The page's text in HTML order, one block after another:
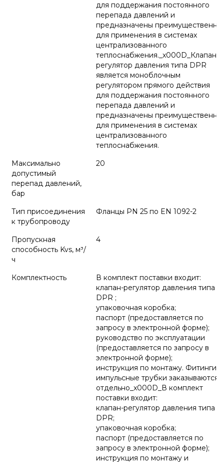
для поддержания постоянного
перепада давлений и
предназначены преимущественно
для применения в системах
централизованного
теплоснабжения._x000D_Клапан-
регулятор давления типа DPR
является моноблочным
регулятором прямого действия
для поддержания постоянного
перепада давлений и
предназначены преимущественно
для применения в системах
централизованного
теплоснабжения.
Максимально
допустимый
перепад давлений,
бар
20
Тип присоединения
к трубопроводу
Фланцы РN 25 по EN 1092-2
Пропускная
способность Kvs, м³/
ч
4
Комплектность
В комплект поставки входит:
клапан-регулятор давления типа
DPR ;
упаковочная коробка;
паспорт (предоставляется по
запросу в электронной форме);
руководство по эксплуатации
(предоставляется по запросу в
электронной форме);
инструкция по монтажу. Фитинги и
импульсные трубки заказываются
отдельно_x000D_В комплект
поставки входит:
клапан-регулятор давления типа
DPR;
упаковочная коробка;
паспорт (предоставляется по
запросу в электронной форме);
инструкция по монтажу и